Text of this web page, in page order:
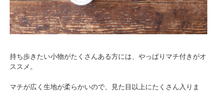
持ち歩きたい小物がたくさんある方には、やっぱりマチ付きがオ
ススメ。
マチが広く生地が柔らかいので、見た目以上にたくさん入りま